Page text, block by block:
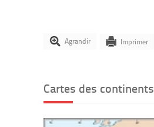
Agrandir Imprimer
Cartes des continents